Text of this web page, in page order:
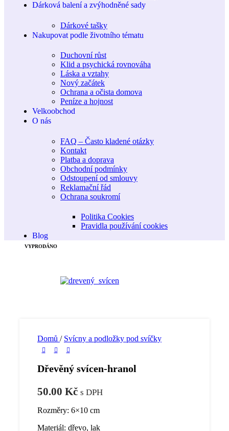
Dárková balení a zvýhodněné sady
Dárkové tašky
Nakupovat podle životního tématu
Duchovní růst
Klid a psychická rovnováha
Láska a vztahy
Nový začátek
Ochrana a očista domova
Peníze a hojnost
Velkoobchod
O nás
FAQ – Často kladené otázky
Kontakt
Platba a doprava
Obchodní podmínky
Odstoupení od smlouvy
Reklamační řád
Ochrana soukromí
Politika Cookies
Pravidla používání cookies
Blog
VYPRODÁNO
Domů / Svícny a podložky pod svíčky
Dřevěný svícen-hranol
50.00 Kč s DPH
Rozměry: 6×10 cm
Materiál: dřevo, lak